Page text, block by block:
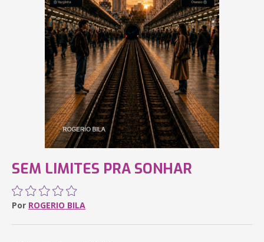
SEM LIMITES PRA SONHAR
Por ROGERIO BILA